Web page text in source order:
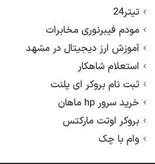
تیتر24
مودم فیبرنوری مخابرات
آموزش ارز دیجیتال در مشهد
استعلام شاهکار
ثبت نام بروکر ای پلنت
خرید سرور hp ماهان
بروکر اوتت مارکتس
وام با چک